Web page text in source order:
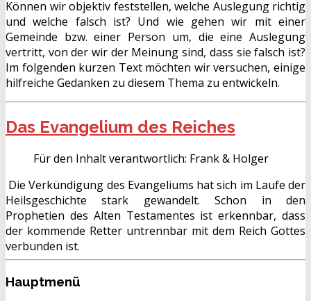
Können wir objektiv feststellen, welche Auslegung richtig
und welche falsch ist? Und wie gehen wir mit einer
Gemeinde bzw. einer Person um, die eine Auslegung
vertritt, von der wir der Meinung sind, dass sie falsch ist?
Im folgenden kurzen Text möchten wir versuchen, einige
hilfreiche Gedanken zu diesem Thema zu entwickeln.
Das Evangelium des Reiches
Für den Inhalt verantwortlich: Frank & Holger
Die Verkündigung des Evangeliums hat sich im Laufe der
Heilsgeschichte stark gewandelt. Schon in den
Prophetien des Alten Testamentes ist erkennbar, dass
der kommende Retter untrennbar mit dem Reich Gottes
verbunden ist.
Hauptmenü